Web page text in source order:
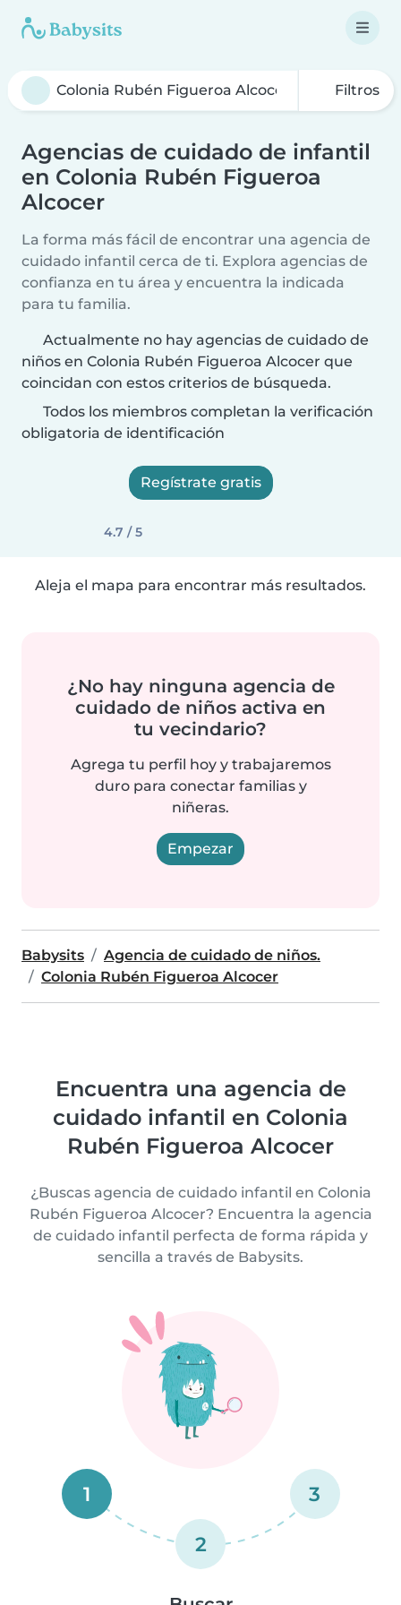
Filtros
Agencias de cuidado de infantil
en Colonia Rubén Figueroa
Alcocer
La forma más fácil de encontrar una agencia de
cuidado infantil cerca de ti. Explora agencias de
confianza en tu área y encuentra la indicada
para tu familia.
Actualmente no hay agencias de cuidado de
niños en Colonia Rubén Figueroa Alcocer que
coincidan con estos criterios de búsqueda.
Todos los miembros completan la verificación
obligatoria de identificación
Regístrate gratis
4.7 / 5
Aleja el mapa para encontrar más resultados.
¿No hay ninguna agencia de
cuidado de niños activa en
tu vecindario?
Agrega tu perfil hoy y trabajaremos
duro para conectar familias y
niñeras.
Empezar
Babysits
Agencia de cuidado de niños.
Colonia Rubén Figueroa Alcocer
Encuentra una agencia de
cuidado infantil en Colonia
Rubén Figueroa Alcocer
¿Buscas agencia de cuidado infantil en Colonia
Rubén Figueroa Alcocer? Encuentra la agencia
de cuidado infantil perfecta de forma rápida y
sencilla a través de Babysits.
1
2
3